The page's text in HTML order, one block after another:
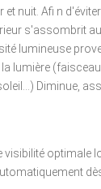
et nuit. Afi n
s'assombrit
lumineuse
lumière
Diminue,
visibilité optimale